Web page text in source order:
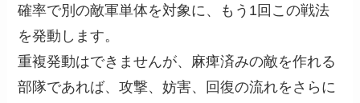
確率で別の敵軍単体を対象に、もう1回この戦法
を発動します。
重複発動はできませんが、麻痺済みの敵を作れる
部隊であれば、攻撃、妨害、回復の流れをさらに